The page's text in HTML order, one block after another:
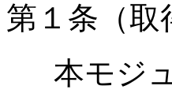
第１条（取
本モジ